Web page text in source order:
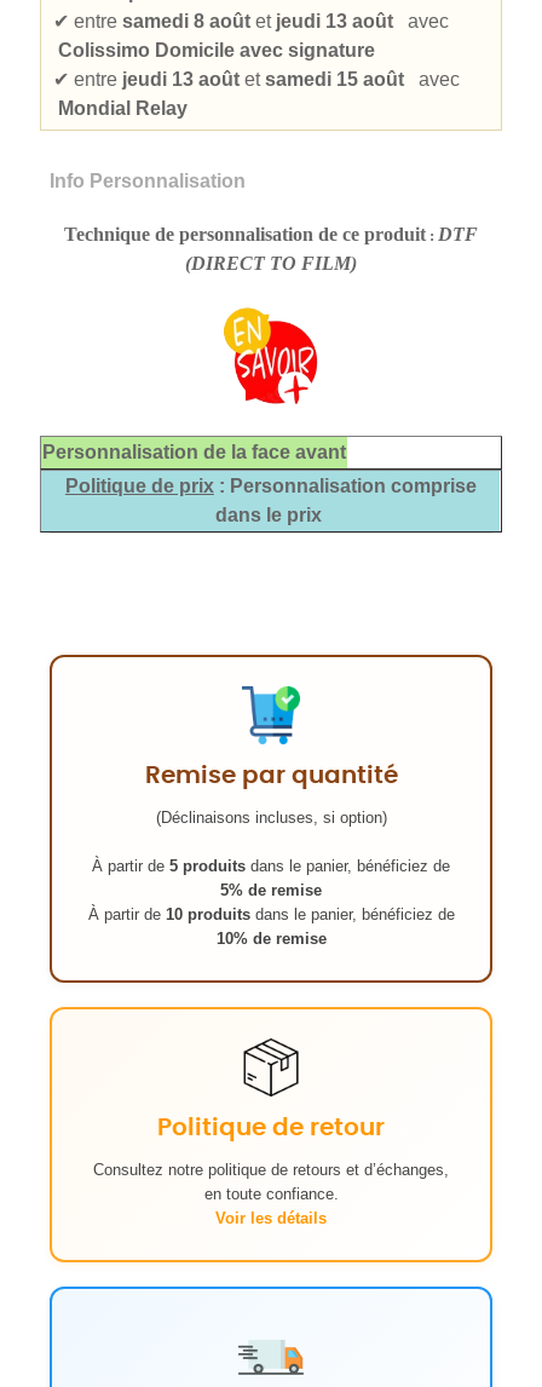
✔ entre samedi 8 août et jeudi 13 août
avec
Colissimo Domicile avec signature
✔ entre jeudi 13 août etsamedi 15 août
avec
Mondial Relay
Info Personnalisation
Technique de personnalisation de ce produit : DTF
(DIRECT TO FILM)
Personnalisation de la face avant
Politique de prix: Personnalisation comprise
dans le prix
Remise par quantité
(Déclinaisons incluses, si option)
À partir de 5 produits dans le panier, bénéficiez de
5% de remise
À partir de 10 produitsdans le panier, bénéficiez de
10% de remise
Politique de retour
Consultez notre politique de retours et d’échanges,
en toute confiance.
Voir les détails